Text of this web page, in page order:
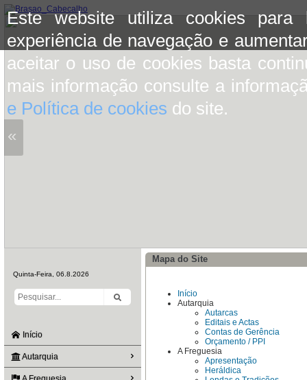
Este website utiliza cookies para
experiência de navegação e
aceitar o uso de cookies basta
mais informação consulte a
e Política de cookies do site.
«
Quinta-Feira, 06.8.2026
Início
Autarquia
Mapa do Site
Início
Autarquia
Autarcas
Editais e Actas
Contas de Gerência
Orçamento / PPI
A Freguesia
Apresentação
Heráldica